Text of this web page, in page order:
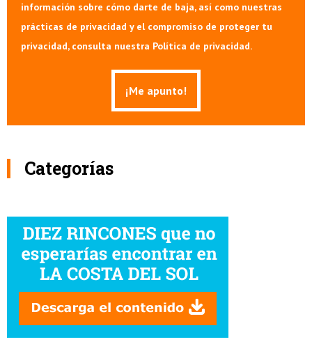
información sobre cómo darte de baja, así como nuestras
prácticas de privacidad y el compromiso de proteger tu
privacidad, consulta nuestra Política de privacidad.
Categorías